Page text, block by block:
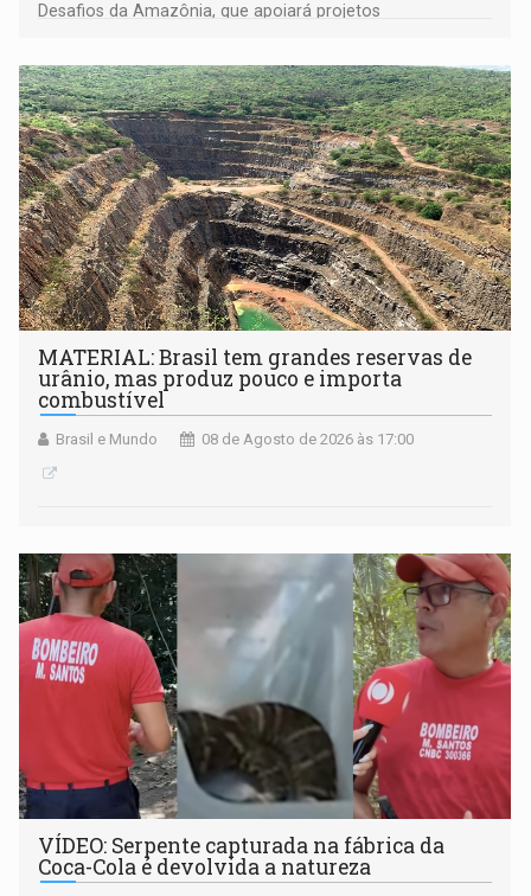
Desafios da Amazônia, que apoiará projetos
submissão de pré-propostas poderá ser feita até 1º de
setembro
MATERIAL: Brasil tem grandes reservas de
urânio, mas produz pouco e importa
combustível
Brasil e Mundo 08 de Agosto de 2026 às 17:00
VÍDEO: Serpente capturada na fábrica da
Coca-Cola é devolvida a natureza